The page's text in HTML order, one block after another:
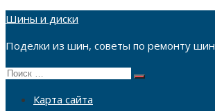
Перейти
содержимому
Шины и диски
Поделки из шин, советы по ремонту шин
Поиск
Поиск
Карта сайта